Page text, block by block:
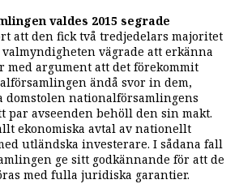
valdes 2015 segrade
att den fick två tredjedelars majoritet
vägrade att erkänna
med argument att det förekommit
ändå svor in dem,
domstolen nationalförsamlingens
par avseenden behöll den sin makt.
ekonomiska avtal av nationellt
utländska investerare. I sådana fall
ge sitt godkännande för att de
med fulla juridiska garantier.